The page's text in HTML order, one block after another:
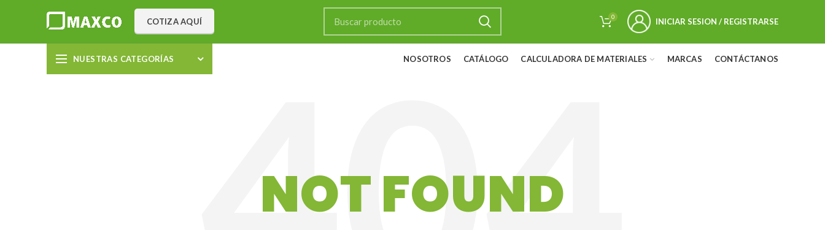
COTIZA AQUÍ 0 INICIAR SESION / REGISTRARSE
NUESTRAS CATEGORÍAS NOSOTROS CATÁLOGO CALCULADORA DE MATERIALES MARCAS CONTÁCTANOS
NOT FOUND